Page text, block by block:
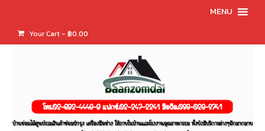
MENU
Your Cart - ฿0.00